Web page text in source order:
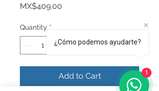
MX$409.00
Quantity *
Add to Cart
¿Cómo podemos ayudarte?
1